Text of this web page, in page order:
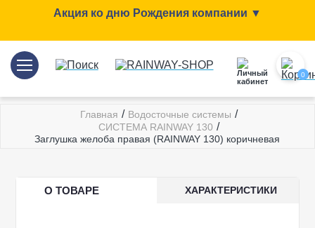
Акция ко дню Рождения компании ▼
0
Главная / Водосточные системы /
СИСТЕМА RAINWAY 130 /
Заглушка желоба правая (RAINWAY 130) коричневая
О ТОВАРЕ ХАРАКТЕРИСТИКИ